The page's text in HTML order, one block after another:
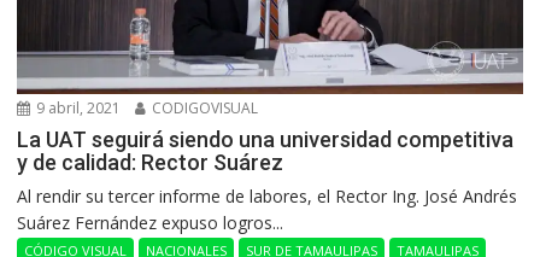
9 abril, 2021 CODIGOVISUAL
La UAT seguirá siendo una universidad competitiva
y de calidad: Rector Suárez
Al rendir su tercer informe de labores, el Rector Ing. José Andrés
Suárez Fernández expuso logros...
CÓDIGO VISUAL NACIONALES SUR DE TAMAULIPAS
TAMAULIPAS